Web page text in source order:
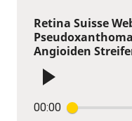
Retina Suisse
Angioiden
00:00